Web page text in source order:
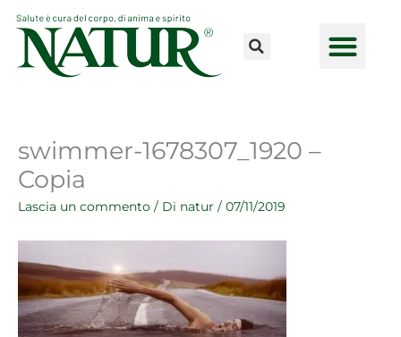
contenuto
swimmer-1678307_1920 –
Copia
Lascia un commento / Di natur / 07/11/2019